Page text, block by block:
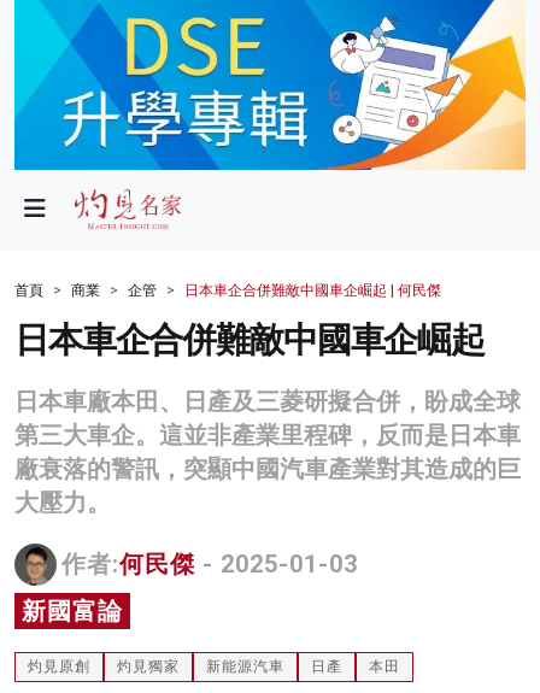
政局
財經
生活
商業
科技
名家榜
灼見活動
關於我們
首頁 商業 企管 日本車企合併難敵中國車企崛起 | 何民傑
日本車企合併難敵中國車企崛起
日本車廠本田、日產及三菱研擬合併，盼成全球
第三大車企。這並非產業里程碑，反而是日本車
廠衰落的警訊，突顯中國汽車產業對其造成的巨
大壓力。
作者:何民傑 - 2025-01-03
新國富論
灼見原創 灼見獨家 新能源汽車 日產 本田